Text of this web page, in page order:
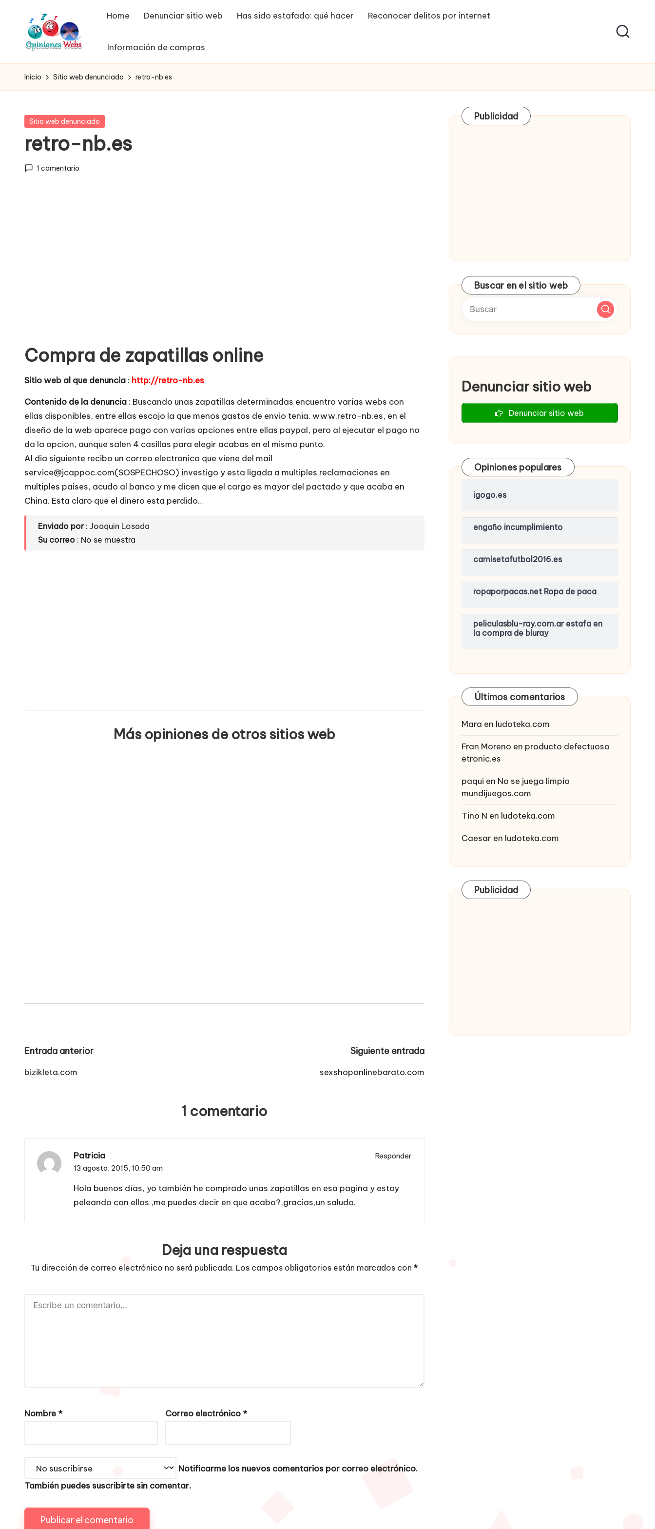
contenido
O
p
io
n
e
ri
o
s
d
e
si
ti
o
w
y
compra
vía
online,
comprar
por
Home Denunciar sitio web Has sido estafado: qué hacer Reconocer delitos por internet
Información de compras
Inicio Sitio web denunciado retro-nb.es
Publicada
Sitio web denunciado
retro-nb.es
1 comentario
Compra de zapatillas online
Sitio web al que denuncia : http://retro-nb.es
Contenido de la denuncia : Buscando unas zapatillas determinadas encuentro varias webs con
ellas disponibles, entre ellas escojo la que menos gastos de envio tenia. www.retro-nb.es, en el
diseño de la web aparece pago con varias opciones entre ellas paypal, pero al ejecutar el pago no
da la opcion, aunque salen 4 casillas para elegir acabas en el mismo punto.
Al dia siguiente recibo un correo electronico que viene del mail
service@jcappoc.com(SOSPECHOSO) investigo y esta ligada a multiples reclamaciones en
multiples paises, acudo al banco y me dicen que el cargo es mayor del pactado y que acaba en
China. Esta claro que el dinero esta perdido…
Enviado por: Joaquin Losada
Su correo : No se muestra
Más opiniones de otros sitios web
Navegación
de
Entrada anterior
bizikleta.com
Siguiente entrada
sexshoponlinebarato.com
1 comentario
Patricia
Responder
13 agosto, 2015, 10:50 am
Hola buenos días, yo también he comprado unas zapatillas en esa pagina y estoy
peleando con ellos ,me puedes decir en que acabo?,gracias,un saludo.
Deja una respuesta
Tu dirección de correo electrónico no será publicada. Los campos obligatorios están marcados con*
Nombre * Correo electrónico *
Notificarme los nuevos comentarios por correo electrónico.
También puedes suscribirte sin comentar.
Publicidad
Buscar en el sitio web
Denunciar sitio web
Denunciar sitio web
Opiniones populares
igogo.es
engaño incumplimiento
camisetafutbol2016.es
ropaporpacas.net Ropa de paca
peliculasblu-ray.com.ar estafa en
la compra de bluray
Últimos comentarios
Mara en ludoteka.com
Fran Moreno en producto defectuoso
etronic.es
paqui en No se juega limpio
mundijuegos.com
Tino N en ludoteka.com
Caesar en ludoteka.com
Publicidad